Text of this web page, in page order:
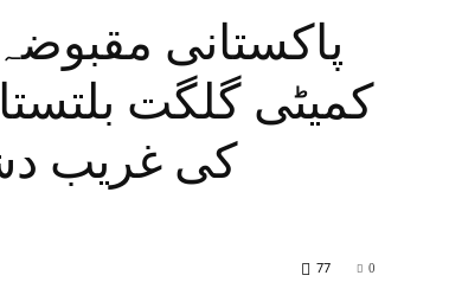
پاکستانی
کمیٹی گلگت
کی غریب
0
77